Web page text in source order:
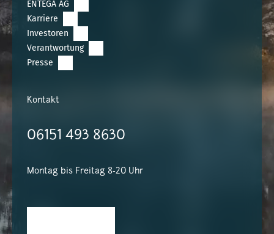
ENTEGA AG
Karriere
Investoren
Verantwortung
Presse
Kontakt
06151 493 8630
Montag bis Freitag 8-20 Uhr